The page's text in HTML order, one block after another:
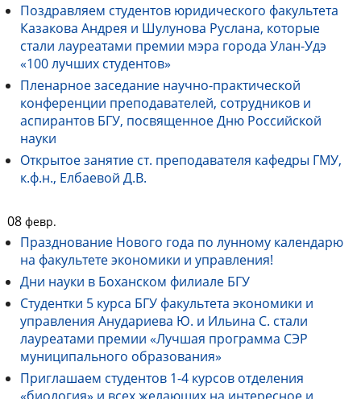
Поздравляем студентов юридического факультета
Казакова Андрея и Шулунова Руслана, которые
стали лауреатами премии мэра города Улан-Удэ
«100 лучших студентов»
Пленарное заседание научно-практической
конференции преподавателей, сотрудников и
аспирантов БГУ, посвященное Дню Российской
науки
Открытое занятие ст. преподавателя кафедры ГМУ,
к.ф.н., Елбаевой Д.В.
08 февр.
Празднование Нового года по лунному календарю
на факультете экономики и управления!
Дни науки в Боханском филиале БГУ
Студентки 5 курса БГУ факультета экономики и
управления Анудариева Ю. и Ильина С. стали
лауреатами премии «Лучшая программа СЭР
муниципального образования»
Приглашаем студентов 1-4 курсов отделения